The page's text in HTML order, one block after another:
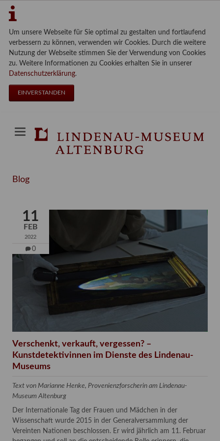
Um unsere Webseite für Sie optimal zu gestalten und fortlaufend
verbessern zu können, verwenden wir Cookies. Durch die weitere
Nutzung der Webseite stimmen Sie der Verwendung von Cookies
zu. Weitere Informationen zu Cookies erhalten Sie in unserer
Datenschutzerklärung.
EINVERSTANDEN
Blog
11
FEB
2022
0
Verschenkt, verkauft, vergessen? –
Kunstdetektivinnen im Dienste des Lindenau-
Museums
Text von Marianne Henke, Provenienzforscherin am Lindenau-
Museum Altenburg
Der Internationale Tag der Frauen und Mädchen in der
Wissenschaft wurde 2015 in der Generalversammlung der
Vereinten Nationen beschlossen. Er wird jährlich am 11. Februar